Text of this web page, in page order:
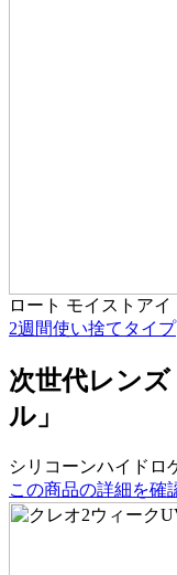
ロート モイストアイ
2週間使い捨てタイプ
次世代レン
ル」
シリコーンハイドロ
この商品の詳細を確